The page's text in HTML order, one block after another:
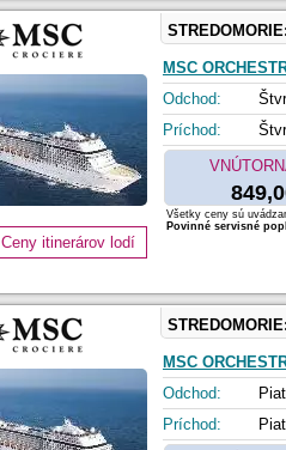
STREDOMORIE:
MSC
Odchod:
Príchod:
Ceny itinerárov lodí
Všetky ceny sú
Povinné servisné
STREDOMORIE:
MSC
Odchod:
Príchod: